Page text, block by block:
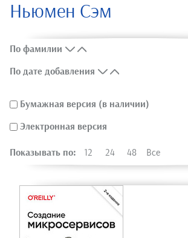
Ньюмен Сэм
По фамилии
По дате добавления
Бумажная версия (в наличии)
Электронная версия
Показывать по: 12 24 48 Все